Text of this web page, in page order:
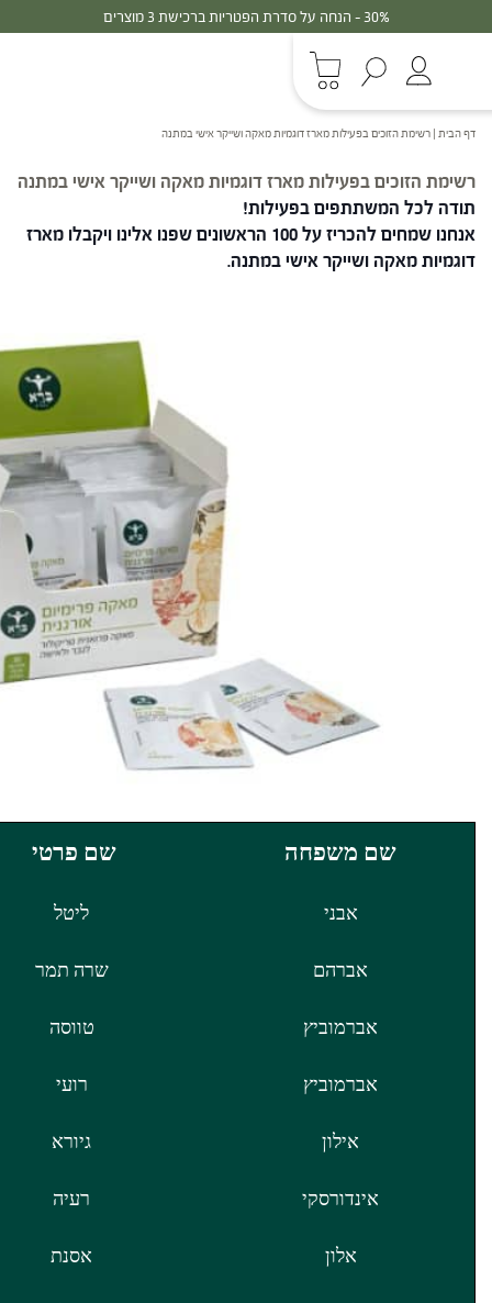
30% - הנחה על סדרת הפטריות ברכישת 3 מוצרים
דף הבית | רשימת הזוכים בפעילות מארז דוגמיות מאקה ושייקר אישי במתנה
רשימת הזוכים בפעילות מארז דוגמיות מאקה ושייקר אישי במתנה
תודה לכל המשתתפים בפעילות!
אנחנו שמחים להכריז על 100 הראשונים שפנו אלינו ויקבלו מארז
דוגמיות מאקה ושייקר אישי במתנה.
שם משפחה שם פרטי
אבני ליטל
אברהם שרה תמר
אברמוביץ טווסה
אברמוביץ רועי
אילון גיורא
אינדורסקי רעיה
אלון אסנת